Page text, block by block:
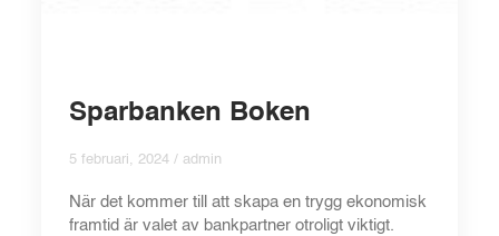
Sparbanken Boken
5 februari, 2024 / admin
När det kommer till att skapa en trygg ekonomisk
framtid är valet av bankpartner otroligt viktigt.